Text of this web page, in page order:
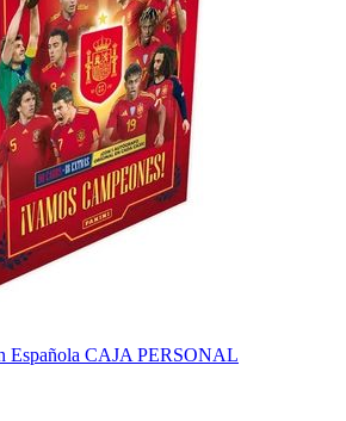
Española CAJA PERSONAL